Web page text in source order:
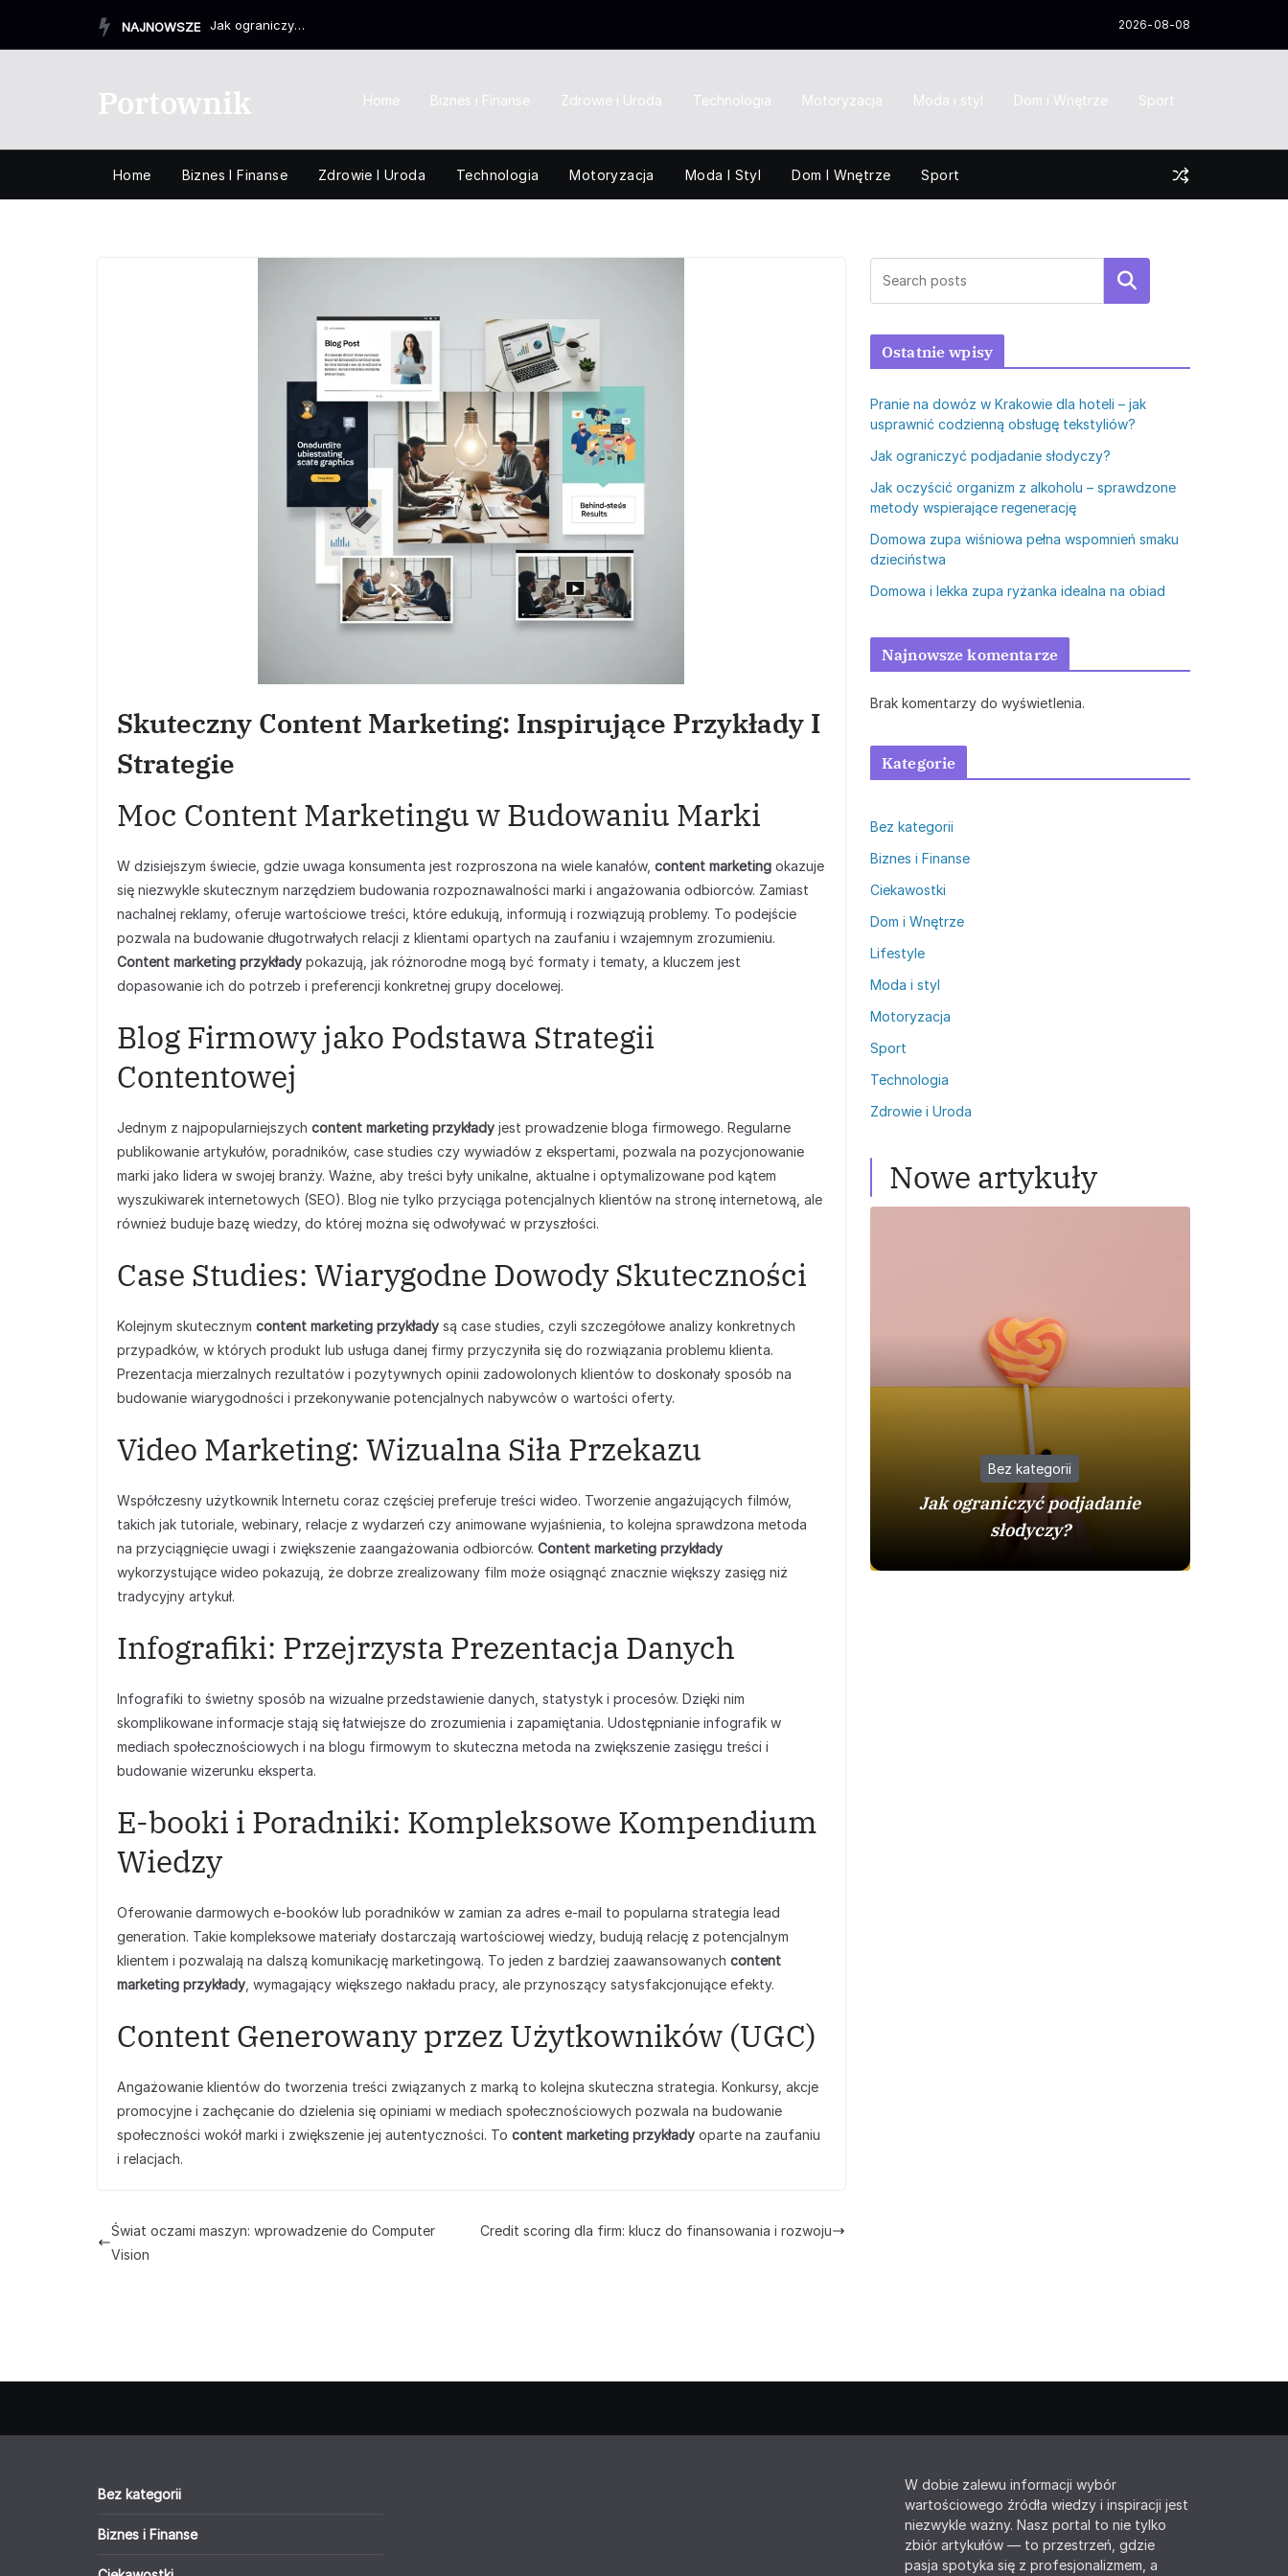
NAJNOWSZE Jak ograniczyć podjadanie słodyczy? 2026-08-08
Portownik Home Biznes i Finanse Zdrowie i Uroda Technologia Motoryzacja Moda i styl Dom i Wnętrze Sport
Home Biznes I Finanse Zdrowie I Uroda Technologia Motoryzacja Moda I Styl Dom I Wnętrze Sport
Skuteczny Content Marketing: Inspirujące Przykłady I
Strategie
Moc Content Marketingu w Budowaniu Marki
W dzisiejszym świecie, gdzie uwaga konsumenta jest rozproszona na wiele kanałów, content marketing okazuje
się niezwykle skutecznym narzędziem budowania rozpoznawalności marki i angażowania odbiorców. Zamiast
nachalnej reklamy, oferuje wartościowe treści, które edukują, informują i rozwiązują problemy. To podejście
pozwala na budowanie długotrwałych relacji z klientami opartych na zaufaniu i wzajemnym zrozumieniu.
Content marketing przykłady pokazują, jak różnorodne mogą być formaty i tematy, a kluczem jest
dopasowanie ich do potrzeb i preferencji konkretnej grupy docelowej.
Blog Firmowy jako Podstawa Strategii
Contentowej
Jednym z najpopularniejszych content marketing przykłady jest prowadzenie bloga firmowego. Regularne
publikowanie artykułów, poradników, case studies czy wywiadów z ekspertami, pozwala na pozycjonowanie
marki jako lidera w swojej branży. Ważne, aby treści były unikalne, aktualne i optymalizowane pod kątem
wyszukiwarek internetowych (SEO). Blog nie tylko przyciąga potencjalnych klientów na stronę internetową, ale
również buduje bazę wiedzy, do której można się odwoływać w przyszłości.
Case Studies: Wiarygodne Dowody Skuteczności
Kolejnym skutecznym content marketing przykłady są case studies, czyli szczegółowe analizy konkretnych
przypadków, w których produkt lub usługa danej firmy przyczyniła się do rozwiązania problemu klienta.
Prezentacja mierzalnych rezultatów i pozytywnych opinii zadowolonych klientów to doskonały sposób na
budowanie wiarygodności i przekonywanie potencjalnych nabywców o wartości oferty.
Video Marketing: Wizualna Siła Przekazu
Współczesny użytkownik Internetu coraz częściej preferuje treści wideo. Tworzenie angażujących filmów,
takich jak tutoriale, webinary, relacje z wydarzeń czy animowane wyjaśnienia, to kolejna sprawdzona metoda
na przyciągnięcie uwagi i zwiększenie zaangażowania odbiorców. Content marketing przykłady
wykorzystujące wideo pokazują, że dobrze zrealizowany film może osiągnąć znacznie większy zasięg niż
tradycyjny artykuł.
Infografiki: Przejrzysta Prezentacja Danych
Infografiki to świetny sposób na wizualne przedstawienie danych, statystyk i procesów. Dzięki nim
skomplikowane informacje stają się łatwiejsze do zrozumienia i zapamiętania. Udostępnianie infografik w
mediach społecznościowych i na blogu firmowym to skuteczna metoda na zwiększenie zasięgu treści i
budowanie wizerunku eksperta.
E-booki i Poradniki: Kompleksowe Kompendium
Wiedzy
Oferowanie darmowych e-booków lub poradników w zamian za adres e-mail to popularna strategia lead
generation. Takie kompleksowe materiały dostarczają wartościowej wiedzy, budują relację z potencjalnym
klientem i pozwalają na dalszą komunikację marketingową. To jeden z bardziej zaawansowanych content
marketing przykłady , wymagający większego nakładu pracy, ale przynoszący satysfakcjonujące efekty.
Content Generowany przez Użytkowników (UGC)
Angażowanie klientów do tworzenia treści związanych z marką to kolejna skuteczna strategia. Konkursy, akcje
promocyjne i zachęcanie do dzielenia się opiniami w mediach społecznościowych pozwala na budowanie
społeczności wokół marki i zwiększenie jej autentyczności. To content marketing przykłady oparte na zaufaniu
i relacjach.
Świat oczami maszyn: wprowadzenie do Computer
Vision
Credit scoring dla firm: klucz do finansowania i rozwoju
Szukaj
Ostatnie wpisy
Pranie na dowóz w Krakowie dla hoteli – jak
usprawnić codzienną obsługę tekstyliów?
Jak ograniczyć podjadanie słodyczy?
Jak oczyścić organizm z alkoholu – sprawdzone
metody wspierające regenerację
Domowa zupa wiśniowa pełna wspomnień smaku
dzieciństwa
Domowa i lekka zupa ryżanka idealna na obiad
Najnowsze komentarze
Brak komentarzy do wyświetlenia.
Kategorie
Bez kategorii
Biznes i Finanse
Ciekawostki
Dom i Wnętrze
Lifestyle
Moda i styl
Motoryzacja
Sport
Technologia
Zdrowie i Uroda
Nowe artykuły
Bez kategorii
Jak ograniczyć podjadanie
słodyczy?
Bez kategorii
Biznes i Finanse
W dobie zalewu informacji wybór
wartościowego źródła wiedzy i inspiracji jest
niezwykle ważny. Nasz portal to nie tylko
zbiór artykułów — to przestrzeń, gdzie
pasja spotyka się z profesjonalizmem, a